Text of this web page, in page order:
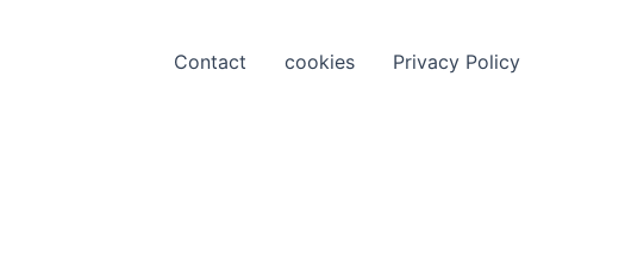
Contact cookies Privacy Policy